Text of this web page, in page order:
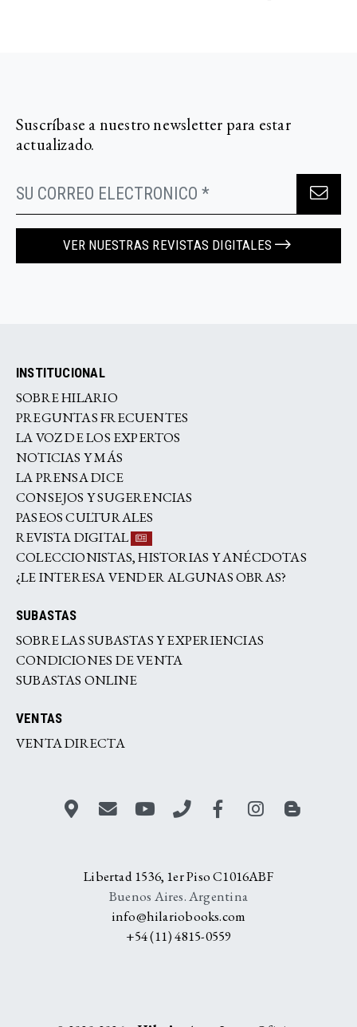
Suscríbase a nuestro newsletter para estar
actualizado.
VER NUESTRAS REVISTAS DIGITALES
INSTITUCIONAL
SOBRE HILARIO
PREGUNTAS FRECUENTES
LA VOZ DE LOS EXPERTOS
NOTICIAS Y MÁS
LA PRENSA DICE
CONSEJOS Y SUGERENCIAS
PASEOS CULTURALES
REVISTA DIGITAL
COLECCIONISTAS, HISTORIAS Y ANÉCDOTAS
¿LE INTERESA VENDER ALGUNAS OBRAS?
SUBASTAS
SOBRE LAS SUBASTAS Y EXPERIENCIAS
CONDICIONES DE VENTA
SUBASTAS ONLINE
VENTAS
VENTA DIRECTA
Libertad 1536, 1er Piso C1016ABF
Buenos Aires. Argentina
info@hilariobooks.com
+54 (11) 4815-0559